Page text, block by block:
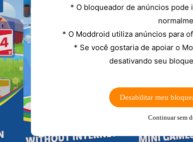
* O bloqueador de anúncios
* O Moddroid utiliza anúncios para
* Se você gostaria de apoiar o
desativando seu
Desabilitar meu
Continuar sem